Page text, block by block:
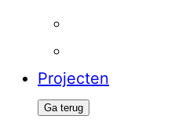
Projecten
Ga terug